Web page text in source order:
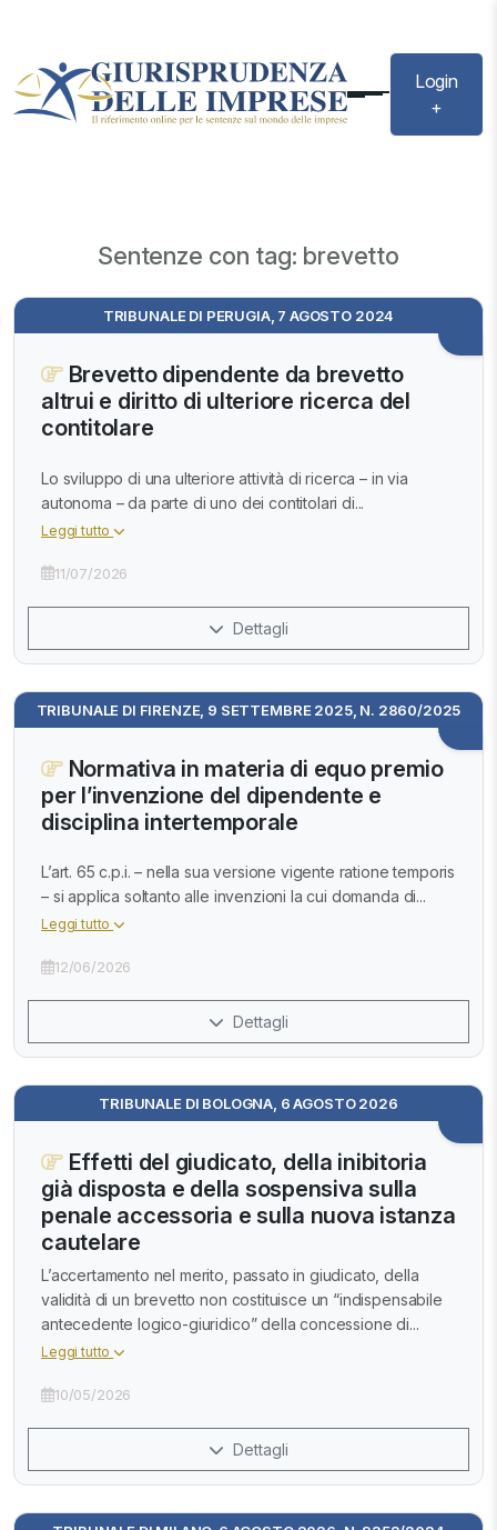
Login
+
Sentenze con tag: brevetto
TRIBUNALE DI PERUGIA, 7 AGOSTO 2024
Brevetto dipendente da brevetto
altrui e diritto di ulteriore ricerca del
contitolare
Lo sviluppo di una ulteriore attività di ricerca – in via
autonoma – da parte di uno dei contitolari di...
Leggi tutto
11/07/2026
Dettagli
TRIBUNALE DI FIRENZE, 9 SETTEMBRE 2025, N. 2860/2025
Normativa in materia di equo premio
per l’invenzione del dipendente e
disciplina intertemporale
L’art. 65 c.p.i. – nella sua versione vigente ratione temporis
– si applica soltanto alle invenzioni la cui domanda di...
Leggi tutto
12/06/2026
Dettagli
TRIBUNALE DI BOLOGNA, 6 AGOSTO 2026
Effetti del giudicato, della inibitoria
già disposta e della sospensiva sulla
penale accessoria e sulla nuova istanza
cautelare
L’accertamento nel merito, passato in giudicato, della
validità di un brevetto non costituisce un “indispensabile
antecedente logico-giuridico” della concessione di...
Leggi tutto
10/05/2026
Dettagli